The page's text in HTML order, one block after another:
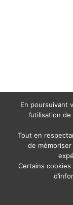
En poursuivant
l’utilisation
Tout en
de
Certains